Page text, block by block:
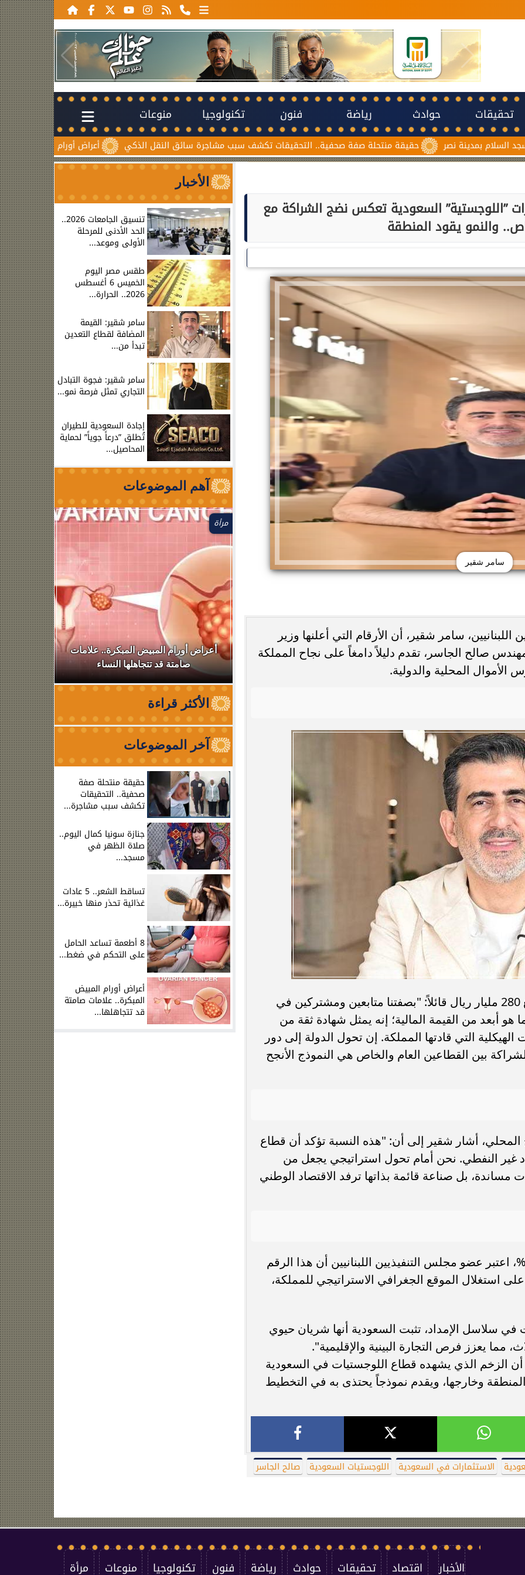
تحقيقات حوادث رياضة فنون تكنولوجيا منوعات
أعراض أورام المبيض المبكرة.. علامات حقيقة منتحلة صفة صحفية.. التحقيقات تكشف سبب مشاجرة سائق النقل الذكي نصر
استثمارات ”اللوجستية” السعودية تعكس نضج الشراكة مع
والنمو يقود المنطقة
سامر شقير
سامر شقير، أن الأرقام التي أعلنها وزير
صالح الجاسر، تقدم دليلاً دامغاً على نجاح المملكة
الأموال المحلية والدولية.
وعلّق شقير على حجم الاستثمارات البالغ 280 مليار ريال قائلاً: "بصفتنا متابعين ومشتركين في
أبعد من القيمة المالية؛ إنه يمثل شهادة ثقة من
التي قادتها المملكة. إن تحول الدولة إلى دور
بين القطاعين العام والخاص هي النموذج الأنجح
بـ 6.2% في الناتج المحلي، أشار شقير إلى أن: "هذه النسبة تؤكد أن قطاع
غير النفطي. نحن أمام تحول استراتيجي يجعل من
بل صناعة قائمة بذاتها ترفد الاقتصاد الوطني
وفيما يخص نمو الشحن الجوي بنسبة 34%، اعتبر عضو مجلس التنفيذيين اللبنانيين أن هذا الرقم
استغلال الموقع الجغرافي الاستراتيجي للمملكة،
سلاسل الإمداد، تثبت السعودية أنها شريان حيوي
مما يعزز فرص التجارة البينية والإقليمية".
الزخم الذي يشهده قطاع اللوجستيات في السعودية
وخارجها، ويقدم نموذجاً يحتذى به في التخطيط
الاستثمارات في السعودية اللوجستيات السعودية صالح الجاسر
الأخبار
تنسيق الجامعات 2026..
الحد الأدنى للمرحلة
الأولى وموعد...
طقس مصر اليوم
الخميس 6 أغسطس
2026.. الحرارة...
سامر شقير: القيمة
المضافة لقطاع التعدين
تبدأ من...
سامر شقير: فجوة التبادل
التجاري تمثل فرصة نمو...
إجادة السعودية للطيران
تُطلق ”درعاً جوياً” لحماية
المحاصيل...
آهم الموضوعات
اليوم.. صلاة الظهر في
بمدينة نصر
8 أطعمة تساعد الحامل على التحكم في
مرأة
أعراض أورام المبيض المبكرة.. علامات
صامتة قد تتجاهلها النساء
أسرة أم
الأكثر قراءة
آخر الموضوعات
حقيقة منتحلة صفة
صحفية.. التحقيقات
تكشف سبب مشاجرة...
جنازة سونيا كمال اليوم..
صلاة الظهر في
مسجد...
تساقط الشعر.. 5 عادات
غذائية تحذر منها خبيرة...
8 أطعمة تساعد الحامل
على التحكم في ضغط...
أعراض أورام المبيض
المبكرة.. علامات صامتة
قد تتجاهلها...
الأخبار اقتصاد تحقيقات حوادث رياضة فنون تكنولوجيا منوعات مرأة